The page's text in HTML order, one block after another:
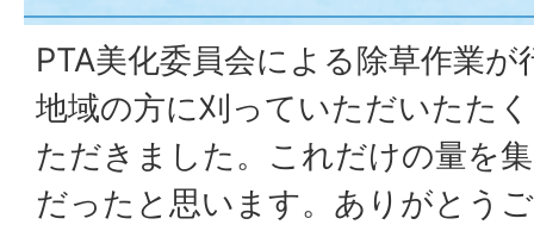
PTA美化委員会による除草作業
地域の方に刈っていただいたた
ただきました。これだけの量を
だったと思います。ありがとう